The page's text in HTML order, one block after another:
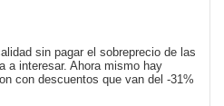
sin pagar el sobreprecio de las
a interesar. Ahora mismo hay
con descuentos que van del -31%